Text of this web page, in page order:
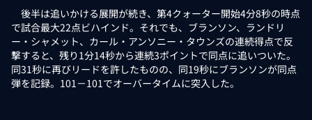
後半は追いかける展開が続き、第4クォーター開始4分8秒の時点
で試合最大22点ビハインド。それでも、ブランソン、ランドリ
ー・シャメット、カール・アンソニー・タウンズの連続得点で反
撃すると、残り1分14秒から連続3ポイントで同点に追いついた。
同31秒に再びリードを許したものの、同19秒にブランソンが同点
弾を記録。101－101でオーバータイムに突入した。